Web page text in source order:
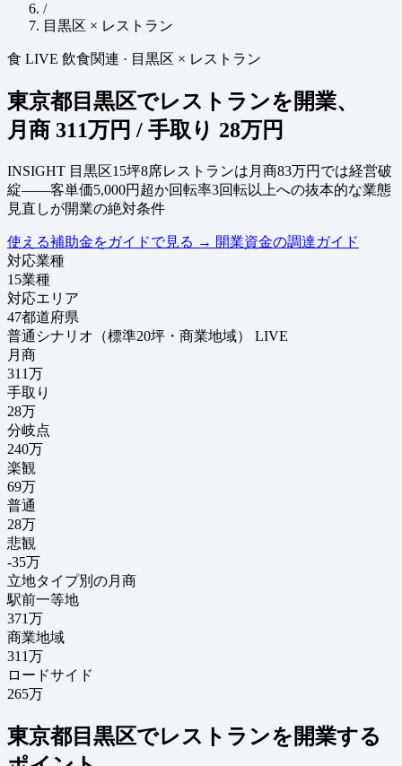
/
目黒区 × レストラン
食 LIVE 飲食関連 · 目黒区 × レストラン
東京都目黒区でレストランを開業、
月商 311万円 / 手取り 28万円
INSIGHT 目黒区15坪8席レストランは月商83万円では経営破
綻——客単価5,000円超か回転率3回転以上への抜本的な業態
見直しが開業の絶対条件
使える補助金をガイドで見る → 開業資金の調達ガイド
対応業種
15業種
対応エリア
47都道府県
普通シナリオ（標準20坪・商業地域）
LIVE
月商
311万
手取り
28万
分岐点
240万
楽観
69万
普通
28万
悲観
-35万
立地タイプ別の月商
駅前一等地
371万
商業地域
311万
ロードサイド
265万
東京都目黒区でレストランを開業する